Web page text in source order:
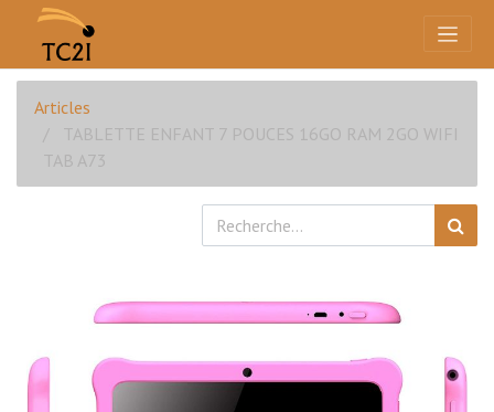
Articles
TABLETTE ENFANT 7 POUCES 16GO RAM 2GO WIFI
TAB A73